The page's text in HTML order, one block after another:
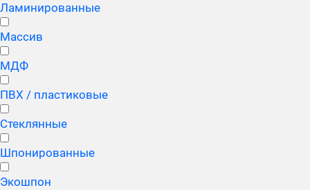
Ламинированные
Массив
МДФ
ПВХ / пластиковые
Стеклянные
Шпонированные
Экошпон